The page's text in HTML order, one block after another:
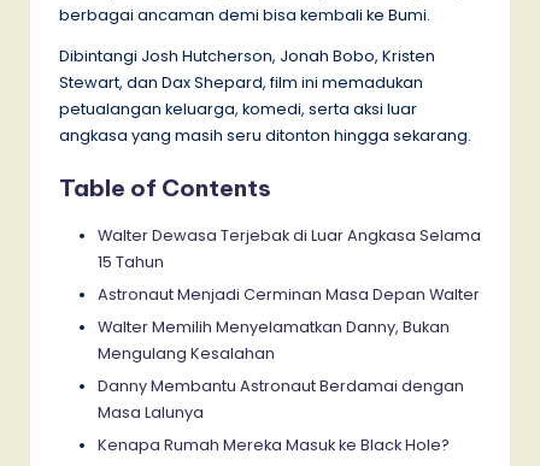
berbagai ancaman demi bisa kembali ke Bumi.
Dibintangi Josh Hutcherson, Jonah Bobo, Kristen
Stewart, dan Dax Shepard, film ini memadukan
petualangan keluarga, komedi, serta aksi luar
angkasa yang masih seru ditonton hingga sekarang.
Table of Contents
Walter Dewasa Terjebak di Luar Angkasa Selama
15 Tahun
Astronaut Menjadi Cerminan Masa Depan Walter
Walter Memilih Menyelamatkan Danny, Bukan
Mengulang Kesalahan
Danny Membantu Astronaut Berdamai dengan
Masa Lalunya
Kenapa Rumah Mereka Masuk ke Black Hole?